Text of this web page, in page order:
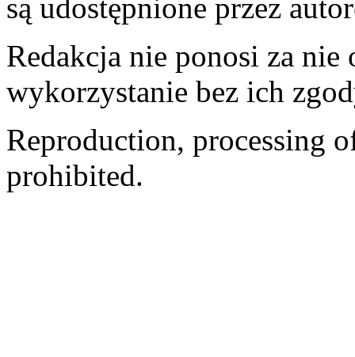
są udostępnione przez
Redakcja nie ponosi za
wykorzystanie bez ich
Reproduction, processing
prohibited.